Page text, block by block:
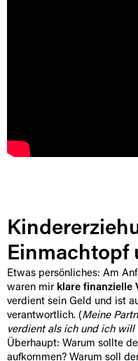
Einmachtopf
Etwas persönliches: Am
waren mir klare finanzielle
verdient sein Geld und ist
verantwortlich. (Meine
verdient als ich und ich will
Überhaupt: Warum sollte
aufkommen? Warum soll